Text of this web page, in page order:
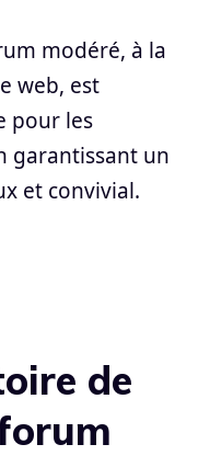
modéré, à la
web, est
pour les
garantissant un
et convivial.
de